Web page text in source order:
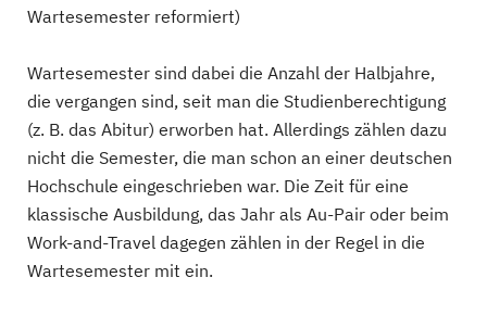
Wartesemester reformiert)
Wartesemester sind dabei die Anzahl der Halbjahre,
die vergangen sind, seit man die Studienberechtigung
(z. B. das Abitur) erworben hat. Allerdings zählen dazu
nicht die Semester, die man schon an einer deutschen
Hochschule eingeschrieben war. Die Zeit für eine
klassische Ausbildung, das Jahr als Au-Pair oder beim
Work-and-Travel dagegen zählen in der Regel in die
Wartesemester mit ein.